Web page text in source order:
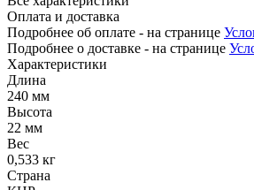
Оплата и доставка
Подробнее об оплате - на странице
Подробнее о доставке - на странице
Характеристики
Длина
240 мм
Высота
22 мм
Вес
0,533 кг
Страна